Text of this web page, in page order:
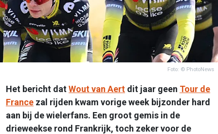
Foto: © PhotoNews
Het bericht datWout van Aert dit jaar geen Tour de
France zal rijden kwam vorige week bijzonder hard
aan bij de wielerfans. Een groot gemis in de
drieweekse rond Frankrijk, toch zeker voor de